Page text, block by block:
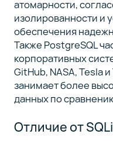
атомарности,
изолированности и
обеспечения
Также PostgreSQL
корпоративных
GitHub, NASA, Tesla
занимает более
данных по
Отличие от